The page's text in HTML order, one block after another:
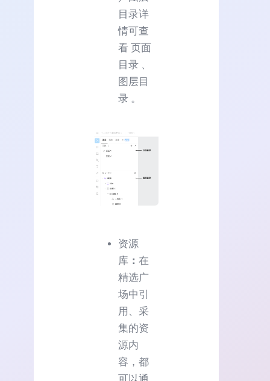
目录详
情可查
看 页面
目录 、
图层目
录 。
资源
库 ： 在
精选广
场中引
用、采
集的资
源内
容，都
可以通